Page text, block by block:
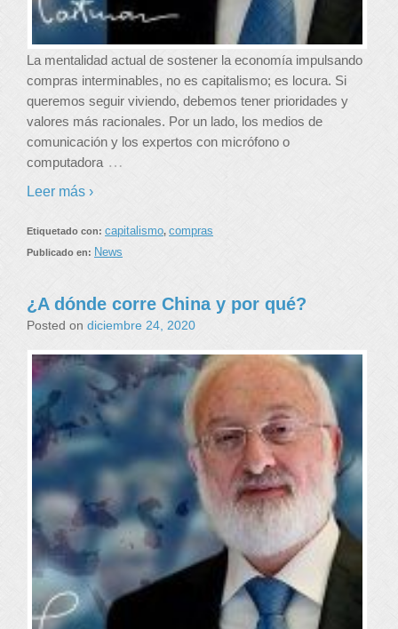
La mentalidad actual de sostener la economía impulsando
compras interminables, no es capitalismo; es locura. Si
queremos seguir viviendo, debemos tener prioridades y
valores más racionales. Por un lado, los medios de
comunicación y los expertos con micrófono o
computadora …
Leer más ›
Etiquetado con: capitalismo, compras
Publicado en: News
¿A dónde corre China y por qué?
Posted on diciembre 24, 2020